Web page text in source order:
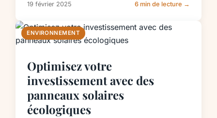
19 février 2025 6 min de lecture →
ENVIRONNEMENT
Optimisez votre
investissement avec des
panneaux solaires
écologiques